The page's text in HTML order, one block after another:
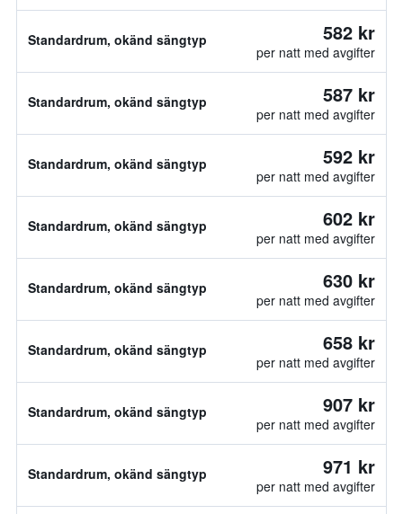
Standardrum, okänd sängtyp 582 kr
per natt med avgifter
Standardrum, okänd sängtyp 587 kr
per natt med avgifter
Standardrum, okänd sängtyp 592 kr
per natt med avgifter
Standardrum, okänd sängtyp 602 kr
per natt med avgifter
Standardrum, okänd sängtyp 630 kr
per natt med avgifter
Standardrum, okänd sängtyp 658 kr
per natt med avgifter
Standardrum, okänd sängtyp 907 kr
per natt med avgifter
Standardrum, okänd sängtyp 971 kr
per natt med avgifter